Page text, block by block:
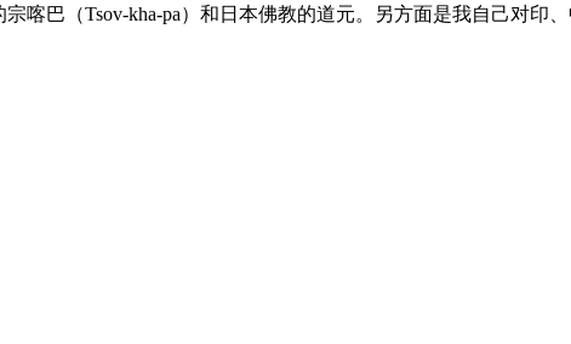
喀巴（Tsov-kha-pa）和日本佛教的道元。另方面是我自己对印